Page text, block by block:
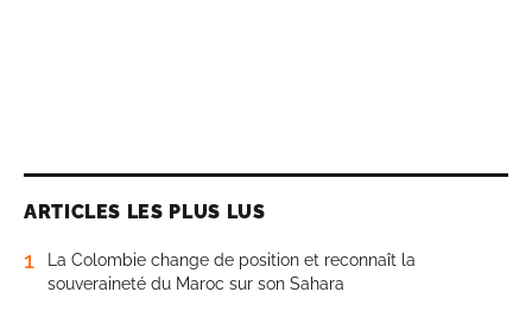
ARTICLES LES PLUS LUS
1
La Colombie change de position et reconnaît la
souveraineté du Maroc sur son Sahara